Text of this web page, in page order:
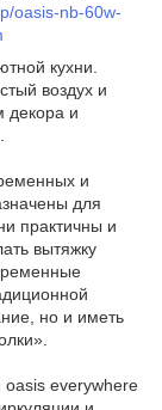
oasis-nb-60w-
кухни.
воздух и
декора и
и
для
практичны и
вытяжку
но и иметь
oasis everywhere